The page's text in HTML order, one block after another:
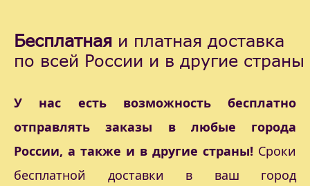
Бесплатная и платная доставка
по всей России и в другие страны
У нас есть возможность бесплатно
отправлять заказы в любые города
России, а также и в другие страны! Сроки
бесплатной доставки в ваш город